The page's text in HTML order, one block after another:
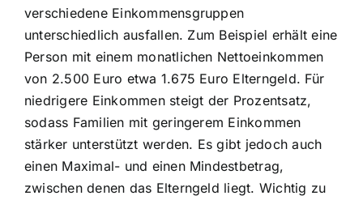
verschiedene Einkommensgruppen
unterschiedlich ausfallen. Zum Beispiel erhält eine
Person mit einem monatlichen Nettoeinkommen
von 2.500 Euro etwa 1.675 Euro Elterngeld. Für
niedrigere Einkommen steigt der Prozentsatz,
sodass Familien mit geringerem Einkommen
stärker unterstützt werden. Es gibt jedoch auch
einen Maximal- und einen Mindestbetrag,
zwischen denen das Elterngeld liegt. Wichtig zu